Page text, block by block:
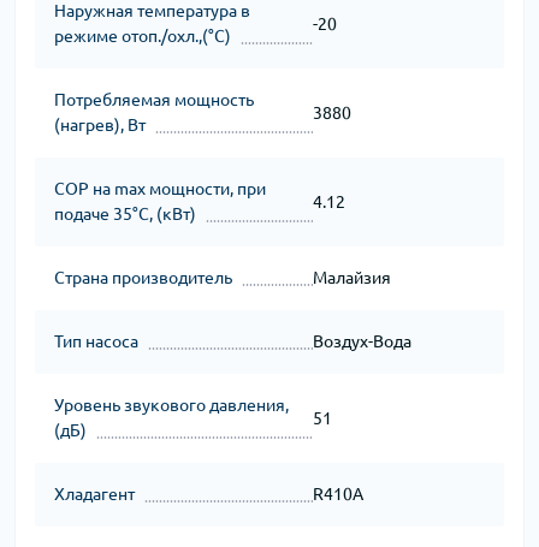
Наружная температура в
режиме отоп./охл.,(°C)
-20
Потребляемая мощность
(нагрев), Вт
3880
СОР на max мощности, при
подаче 35°C, (кВт)
4.12
Страна производитель Малайзия
Тип насоса Воздух-Вода
Уровень звукового давления,
(дБ)
51
Хладагент R410A